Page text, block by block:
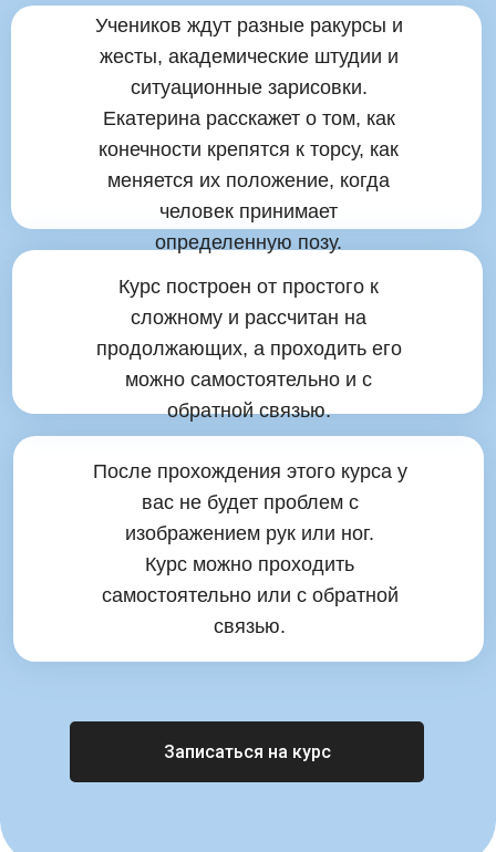
курс
Курс построен от простого к
сложному и рассчитан на
продолжающих, а проходить его
можно самостоятельно и с
обратной связью.
Учеников ждут разные ракурсы и
жесты, академические штудии и
ситуационные зарисовки.
Екатерина расскажет о том, как
конечности крепятся к торсу, как
меняется их положение, когда
человек принимает
определенную позу.
После прохождения этого курса у
вас не будет проблем с
изображением рук или ног.
Курс можно проходить
самостоятельно или с обратной
связью.
Записаться на курс